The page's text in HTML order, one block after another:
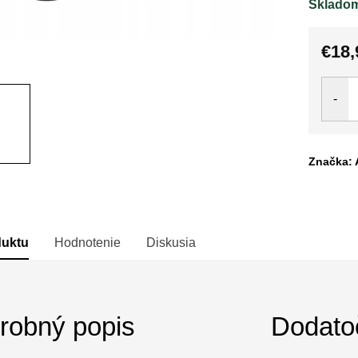
Značka:
Hodnotenie Diskusia
popis